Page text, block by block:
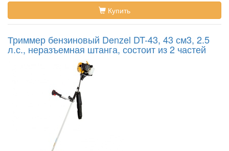
Купить
Триммер бензиновый Denzel DT-43, 43 см3, 2.5
л.с., неразъемная штанга, состоит из 2 частей